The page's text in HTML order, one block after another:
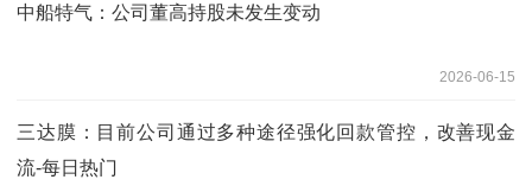
中船特气：公司董高持股未发生变动
2026-06-15
三达膜：目前公司通过多种途径强化回款管控，改善现金
流-每日热门